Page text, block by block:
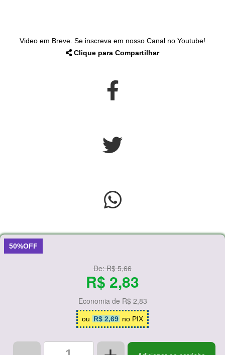
Video em Breve. Se inscreva em nosso Canal no Youtube!
Clique para Compartilhar
50%OFF
De:R$ 5,66
R$ 2,83
Economia de R$ 2,83
ou R$ 2,69 no PIX